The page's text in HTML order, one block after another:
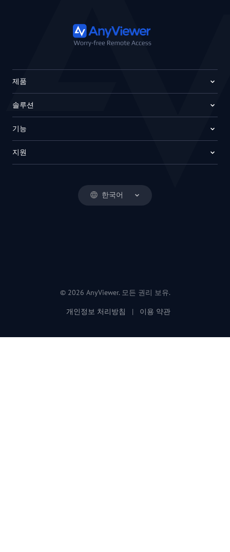
한국어
제품
솔루션
기능
지원
© 2026 AnyViewer. 모든 권리 보유.
개인정보 처리방침 | 이용 약관